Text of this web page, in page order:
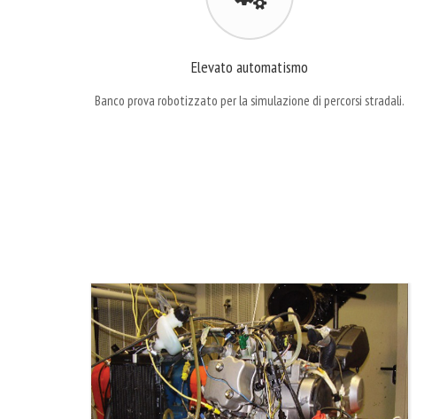
Elevato automatismo
Banco prova robotizzato per la simulazione di percorsi stradali.